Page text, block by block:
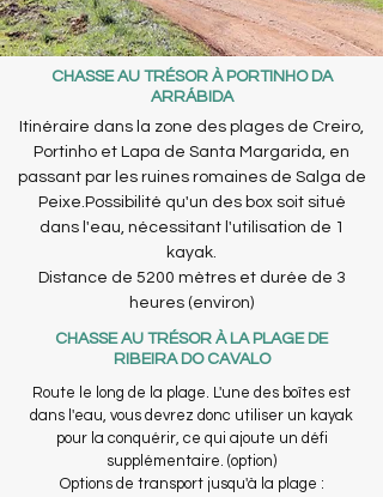
CHASSE AU TRÉSOR À PORTINHO DA
ARRÁBIDA
Itinéraire dans la zone des plages de Creiro,
Portinho et Lapa de Santa Margarida, en
passant par les ruines romaines de Salga de
Peixe.​Possibilité qu'un des box soit situé
dans l'eau, nécessitant l'utilisation de 1
kayak.​
Distance de 5200 mètres et durée de 3
heures (environ)
CHASSE AU TRÉSOR À LA PLAGE DE
RIBEIRA DO CAVALO
Route le long de la plage. L'une des boîtes est
dans l'eau, vous devrez donc utiliser un kayak
pour la conquérir, ce qui ajoute un défi
supplémentaire. (option)
Options de transport jusqu'à la plage :